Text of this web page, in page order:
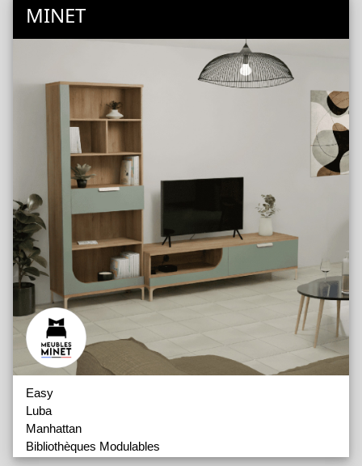
MINET
Easy
Luba
Manhattan
Bibliothèques Modulables